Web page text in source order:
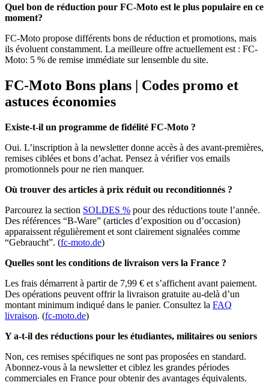
Quel bon de réduction pour FC-Moto est le plus populaire en ce
moment?
FC-Moto propose différents bons de réduction et promotions, mais
ils évoluent constamment. La meilleure offre actuellement est : FC-
Moto: 5 % de remise immédiate sur lensemble du site.
FC-Moto Bons plans | Codes promo et
astuces économies
Existe-t-il un programme de fidélité FC-Moto ?
Oui. L’inscription à la newsletter donne accès à des avant-premières,
remises ciblées et bons d’achat. Pensez à vérifier vos emails
promotionnels pour ne rien manquer.
Où trouver des articles à prix réduit ou reconditionnés ?
Parcourez la section SOLDES % pour des réductions toute l’année.
Des références “B‑Ware” (articles d’exposition ou d’occasion)
apparaissent régulièrement et sont clairement signalées comme
“Gebraucht”. (fc-moto.de)
Quelles sont les conditions de livraison vers la France ?
Les frais démarrent à partir de 7,99 € et s’affichent avant paiement.
Des opérations peuvent offrir la livraison gratuite au‑delà d’un
montant minimum indiqué dans le panier. Consultez la FAQ
livraison. (fc-moto.de)
Y a-t-il des réductions pour les étudiantes, militaires ou seniors
Non, ces remises spécifiques ne sont pas proposées en standard.
Abonnez-vous à la newsletter et ciblez les grandes périodes
commerciales en France pour obtenir des avantages équivalents.